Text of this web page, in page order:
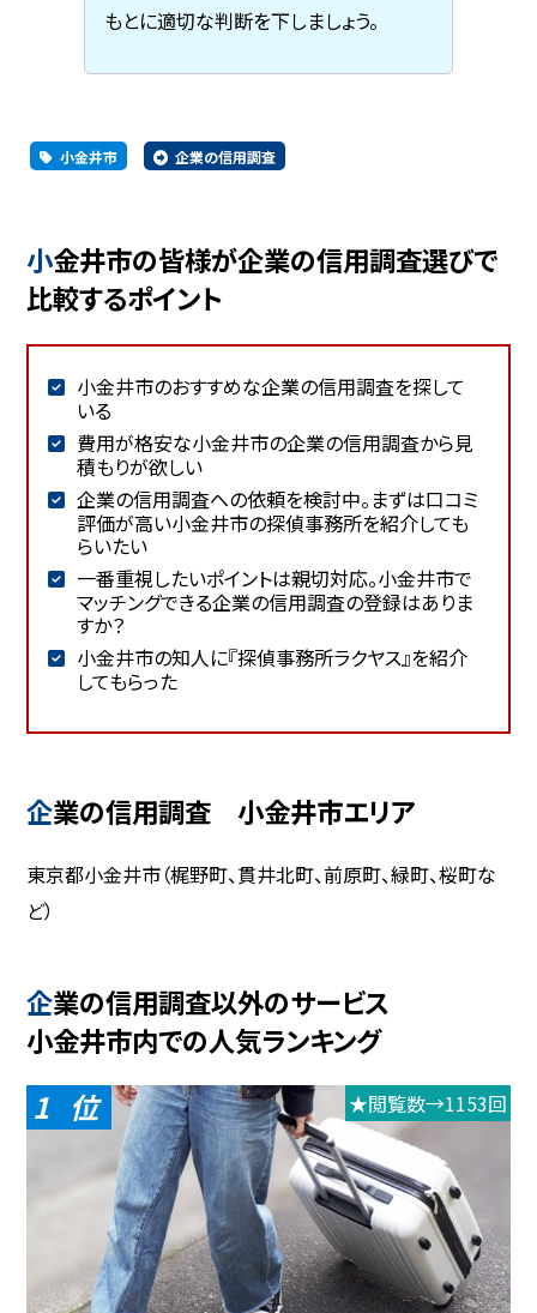
もとに適切な判断を下しましょう。
小金井市 企業の信用調査
小金井市の皆様が企業の信用調査選びで
比較するポイント
小金井市のおすすめな企業の信用調査を探して
いる
費用が格安な小金井市の企業の信用調査から見
積もりが欲しい
企業の信用調査への依頼を検討中。まずは口コミ
評価が高い小金井市の探偵事務所を紹介しても
らいたい
一番重視したいポイントは親切対応。小金井市で
マッチングできる企業の信用調査の登録はありま
すか？
小金井市の知人に『探偵事務所ラクヤス』を紹介
してもらった
企業の信用調査 小金井市エリア
東京都小金井市（梶野町、貫井北町、前原町、緑町、桜町な
ど）
企業の信用調査以外のサービス
小金井市内での人気ランキング
1 ★閲覧数→1153回